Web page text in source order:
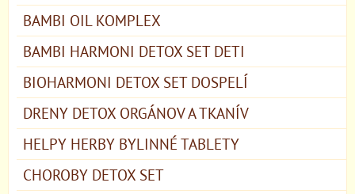
BAMBI OIL KOMPLEX
BAMBI HARMONI DETOX SET DETI
BIOHARMONI DETOX SET DOSPELÍ
DRENY DETOX ORGÁNOV A TKANÍV
HELPY HERBY BYLINNÉ TABLETY
CHOROBY DETOX SET